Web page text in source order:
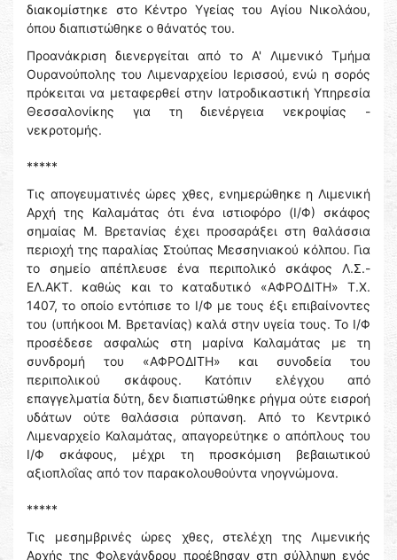
διακομίστηκε στο Κέντρο Υγείας του Αγίου Νικολάου,
όπου διαπιστώθηκε ο θάνατός του.
Προανάκριση διενεργείται από το Α' Λιμενικό Τμήμα
Ουρανούπολης του Λιμεναρχείου Ιερισσού, ενώ η σορός
πρόκειται να μεταφερθεί στην Ιατροδικαστική Υπηρεσία
Θεσσαλονίκης για τη διενέργεια νεκροψίας -
νεκροτομής.
*****
Τις απογευματινές ώρες χθες, ενημερώθηκε η Λιμενική
Αρχή της Καλαμάτας ότι ένα ιστιοφόρο (Ι/Φ) σκάφος
σημαίας Μ. Βρετανίας έχει προσαράξει στη θαλάσσια
περιοχή της παραλίας Στούπας Μεσσηνιακού κόλπου. Για
το σημείο απέπλευσε ένα περιπολικό σκάφος Λ.Σ.-
ΕΛ.ΑΚΤ. καθώς και το καταδυτικό «ΑΦΡΟΔΙΤΗ» Τ.Χ.
1407, το οποίο εντόπισε το Ι/Φ με τους έξι επιβαίνοντες
του (υπήκοοι Μ. Βρετανίας) καλά στην υγεία τους. Το Ι/Φ
προσέδεσε ασφαλώς στη μαρίνα Καλαμάτας με τη
συνδρομή του «ΑΦΡΟΔΙΤΗ» και συνοδεία του
περιπολικού σκάφους. Κατόπιν ελέγχου από
επαγγελματία δύτη, δεν διαπιστώθηκε ρήγμα ούτε εισροή
υδάτων ούτε θαλάσσια ρύπανση. Από το Κεντρικό
Λιμεναρχείο Καλαμάτας, απαγορεύτηκε ο απόπλους του
Ι/Φ σκάφους, μέχρι τη προσκόμιση βεβαιωτικού
αξιοπλοΐας από τον παρακολουθούντα νηογνώμονα.
*****
Τις μεσημβρινές ώρες χθες, στελέχη της Λιμενικής
Αρχής της Φολεγάνδρου προέβησαν στη σύλληψη ενός